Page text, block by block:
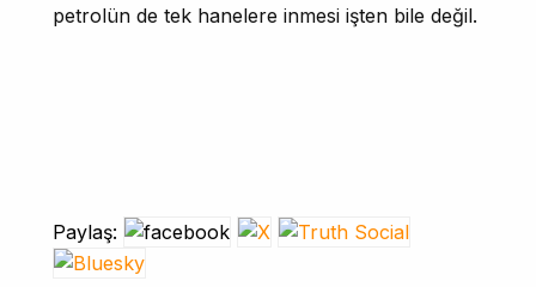
petrolün de tek hanelere inmesi işten bile değil.
Paylaş: